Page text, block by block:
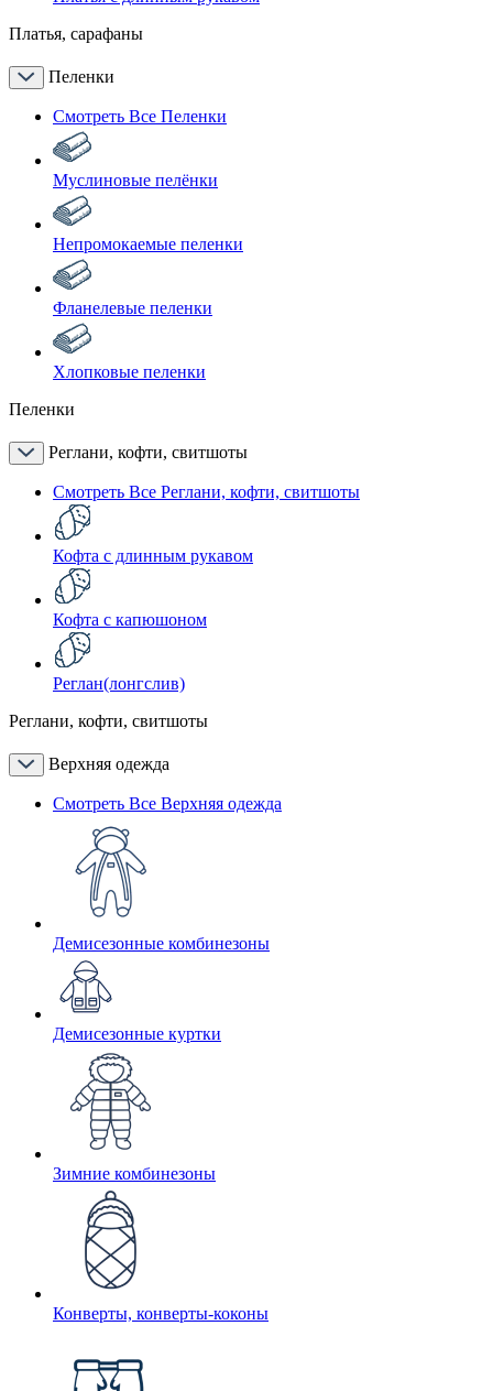
Платья, сарафаны
Пеленки
Смотреть Все Пеленки
Муслиновые пелёнки
Непромокаемые пеленки
Фланелевые пеленки
Хлопковые пеленки
Пеленки
Реглани, кофти, свитшоты
Смотреть Все Реглани, кофти, свитшоты
Кофта с длинным рукавом
Кофта с капюшоном
Реглан(лонгслив)
Реглани, кофти, свитшоты
Верхняя одежда
Смотреть Все Верхняя одежда
Демисезонные комбинезоны
Демисезонные куртки
Зимние комбинезоны
Конверты, конверты-коконы